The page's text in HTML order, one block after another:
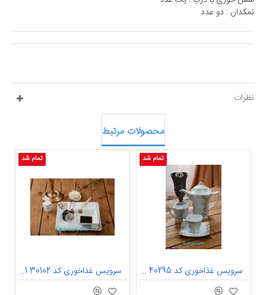
نمکدان : دو عدد
نظرات
محصولات مرتبط
تمام شد
سرویس غذاخوری کد 40295 N1 بهارین طرح فیوچر چینی تقدیس 6 نفره
تمام شد
سرویس غذاخوری کد 30102 Z1 جیلی طرح فلت چینی تقدیس 6 نفره